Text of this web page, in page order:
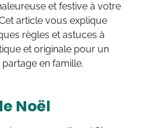
et festive à votre
article vous explique
règles et astuces à
et originale pour un
en famille.
Noël